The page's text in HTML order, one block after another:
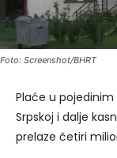
Foto: Screenshot/BHRT
Plaće u
Srpskoj i dalje
prelaze četiri